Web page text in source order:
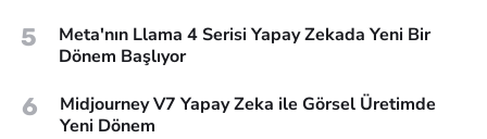
5
Meta'nın Llama 4 Serisi Yapay Zekada Yeni Bir
Dönem Başlıyor
6
Midjourney V7 Yapay Zeka ile Görsel Üretimde
Yeni Dönem